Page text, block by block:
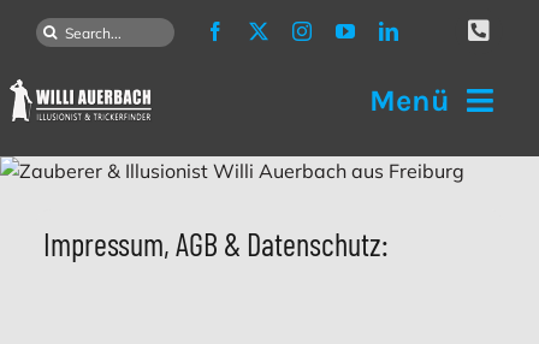
Inhalt
Suche
Menü
ZAUBERKUNST
Impressum, AGB & Datenschutz: